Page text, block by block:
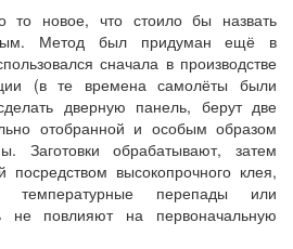
то новое, что стоило бы назвать
Метод был придуман ещё в
сначала в производстве
(в те времена самолёты были
дверную панель, берут две
отобранной и особым образом
Заготовки обрабатывают, затем
высокопрочного клея,
температурные перепады или
не повлияют на первоначальную